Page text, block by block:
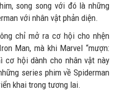
song song với đó là những
với nhân vật phản diện.
chỉ mở ra cơ hội cho nhện
Man, mà khi Marvel “mượn:
cơ hội dành cho nhân vật này
series phim về Spiderman
khai trong tương lai.